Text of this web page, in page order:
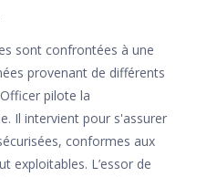
sont confrontées à une
provenant de différents
pilote la
Il intervient pour s'assurer
conformes aux
exploitables. L’essor de